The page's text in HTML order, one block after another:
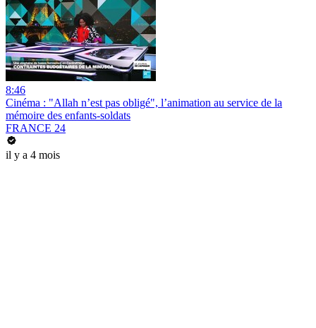
8:46
Cinéma : "Allah n’est pas obligé", l’animation au service de la
mémoire des enfants-soldats
FRANCE 24
il y a 4 mois